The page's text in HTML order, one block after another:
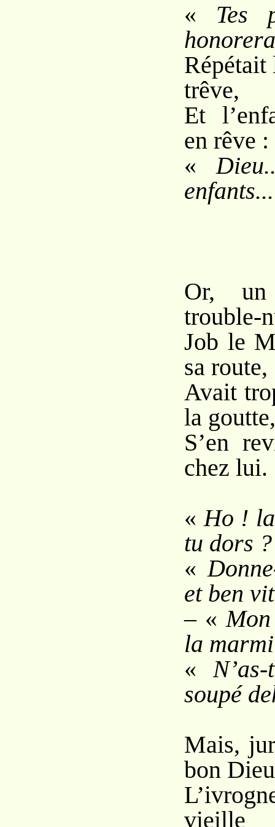
« Tes
Répétait
trêve,
Et
en rêve :
«
Or,
trouble-
Job le
sa route,
Avait
la goutte,
S’en
chez lui.
«Ho !
tu dors ?
«
et ben
– «
la
«
soupé
Mais,
bon
vieille